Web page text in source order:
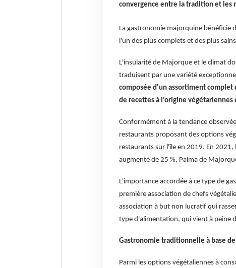
convergence entre la tradition et les
La gastronomie majorquine bénéficie
l'un des plus complets et des plus
L'insularité de Majorque et le climat
traduisent par une variété
composée d'un assortiment complet
de recettes à l'origine végétariennes
Conformément à la tendance
restaurants proposant des options
restaurants sur l'île en 2019. En
augmenté de 25 %, Palma de
L'importance accordée à ce type de
première association de chefs
association à but non lucratif qui
type d'alimentation, qui vient à peine
Gastronomie traditionnelle à base
Parmi les options végétaliennes à